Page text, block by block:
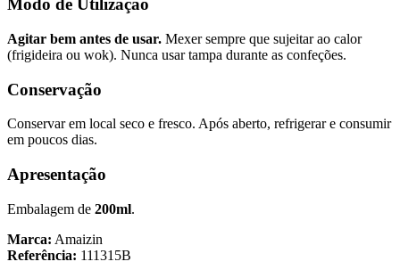
Modo de Utilização
Agitar bem antes de usar. Mexer sempre que sujeitar ao calor
(frigideira ou wok). Nunca usar tampa durante as confeções.
Conservação
Conservar em local seco e fresco. Após aberto, refrigerar e consumir
em poucos dias.
Apresentação
Embalagem de 200ml.
Marca: Amaizin
Referência: 111315B